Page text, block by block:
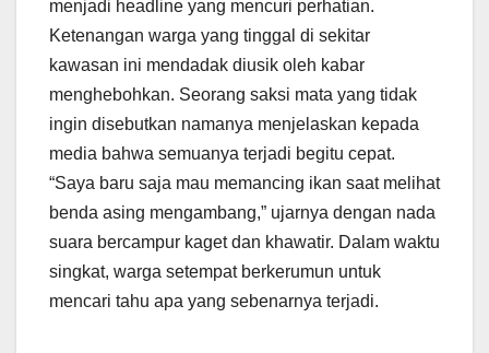
menjadi headline yang mencuri perhatian.
Ketenangan warga yang tinggal di sekitar
kawasan ini mendadak diusik oleh kabar
menghebohkan. Seorang saksi mata yang tidak
ingin disebutkan namanya menjelaskan kepada
media bahwa semuanya terjadi begitu cepat.
“Saya baru saja mau memancing ikan saat melihat
benda asing mengambang,” ujarnya dengan nada
suara bercampur kaget dan khawatir. Dalam waktu
singkat, warga setempat berkerumun untuk
mencari tahu apa yang sebenarnya terjadi.